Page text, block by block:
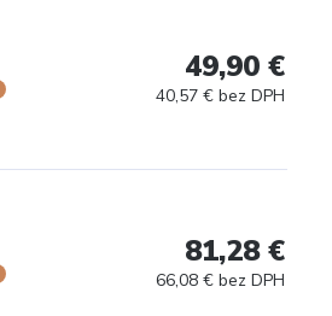
49,90 €
40,57 € bez DPH
81,28 €
66,08 € bez DPH